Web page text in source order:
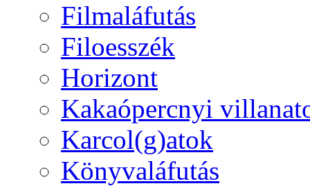
Filmaláfutás
Filoesszék
Horizont
Kakaópercnyi
Karcol(g)atok
Könyvaláfutás